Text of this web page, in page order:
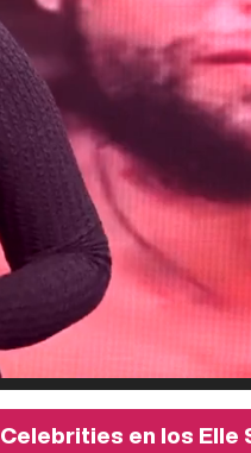
Celebrities en los Elle